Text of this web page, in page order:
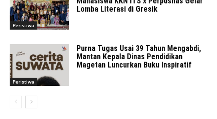
Peristiwa
Lomba Literasi di Gresik
Peristiwa
Purna Tugas Usai 39 Tahun Mengabdi,
Mantan Kepala Dinas Pendidikan
Magetan Luncurkan Buku Inspiratif